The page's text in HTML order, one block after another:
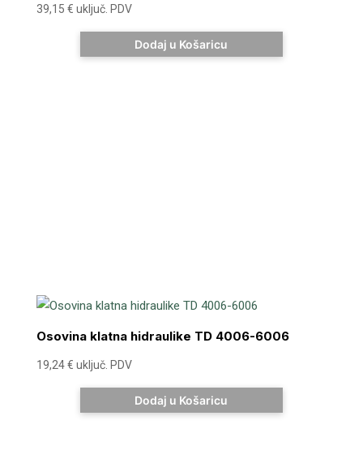
39,15 € uključ. PDV
Dodaj u Košaricu
Osovina klatna hidraulike TD 4006-6006
19,24€ uključ. PDV
Dodaj u Košaricu